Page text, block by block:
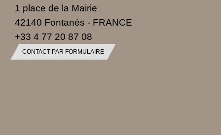
1 place de la Mairie
42140 Fontanès - FRANCE
+33 4 77 20 87 08
CONTACT PAR FORMULAIRE